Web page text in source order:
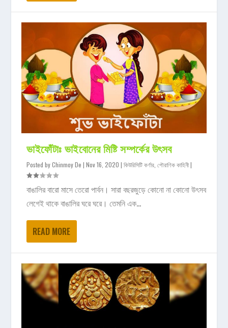
ভাইফোঁটাঃ ভাইবোনের মিষ্টি সম্পর্কের উৎসব
Posted byChinmoy De |Nov 16, 2020 |কিউরিসিটি কর্ণার ,পৌরাণিক কাহিনী|
বাঙালির বারো মাসে তেরো পার্বন। সারা বছরজুড়ে কোনো না কোনো উৎসব
লেগেই থাকে বাঙালির ঘরে ঘরে। তেমনি এক...
READ MORE